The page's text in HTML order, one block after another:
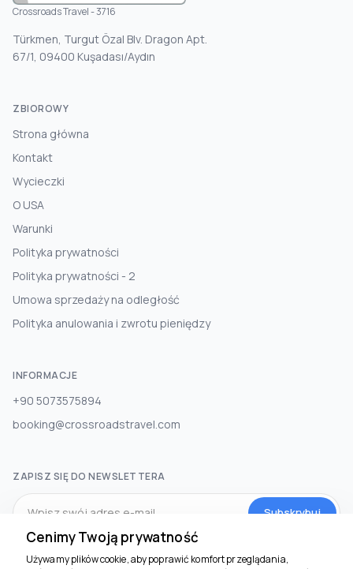
Crossroads Travel - 3716
Türkmen, Turgut Özal Blv. Dragon Apt.
67/1, 09400 Kuşadası/Aydın
ZBIOROWY
Strona główna
Kontakt
Wycieczki
O USA
Warunki
Polityka prywatności
Polityka prywatności - 2
Umowa sprzedaży na odległość
Polityka anulowania i zwrotu pieniędzy
INFORMACJE
+90 5073575894
booking@crossroadstravel.com
ZAPISZ SIĘ DO NEWSLETTERA
Subskrybuj
MEDIA SPOŁECZNOŚCIOWE
Cenimy Twoją prywatność
Używamy plików cookie, aby poprawić komfort przeglądania,